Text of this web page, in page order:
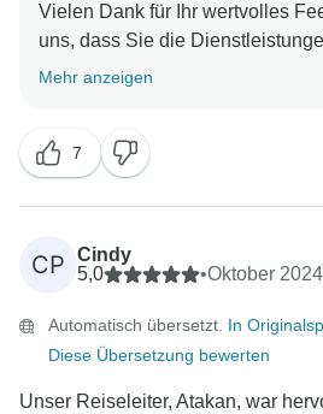
Vielen Dank für Ihr wertvolles
uns, dass Sie die
Road Teams als
Erfahrung zu bieten. Wir danken
Sie sich für eine Reise mit uns
und freuen uns darauf, auch in
Mehr anzeigen
7
CP
Cindy
5,0
•Oktober 2024
Automatisch übersetzt. In
Diese Übersetzung bewerten
Unser Reiseleiter, Atakan, war